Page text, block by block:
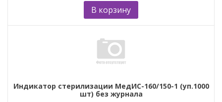
В корзину
Индикатор стерилизации МедИС-160/150-1 (уп.1000
шт) без журнала